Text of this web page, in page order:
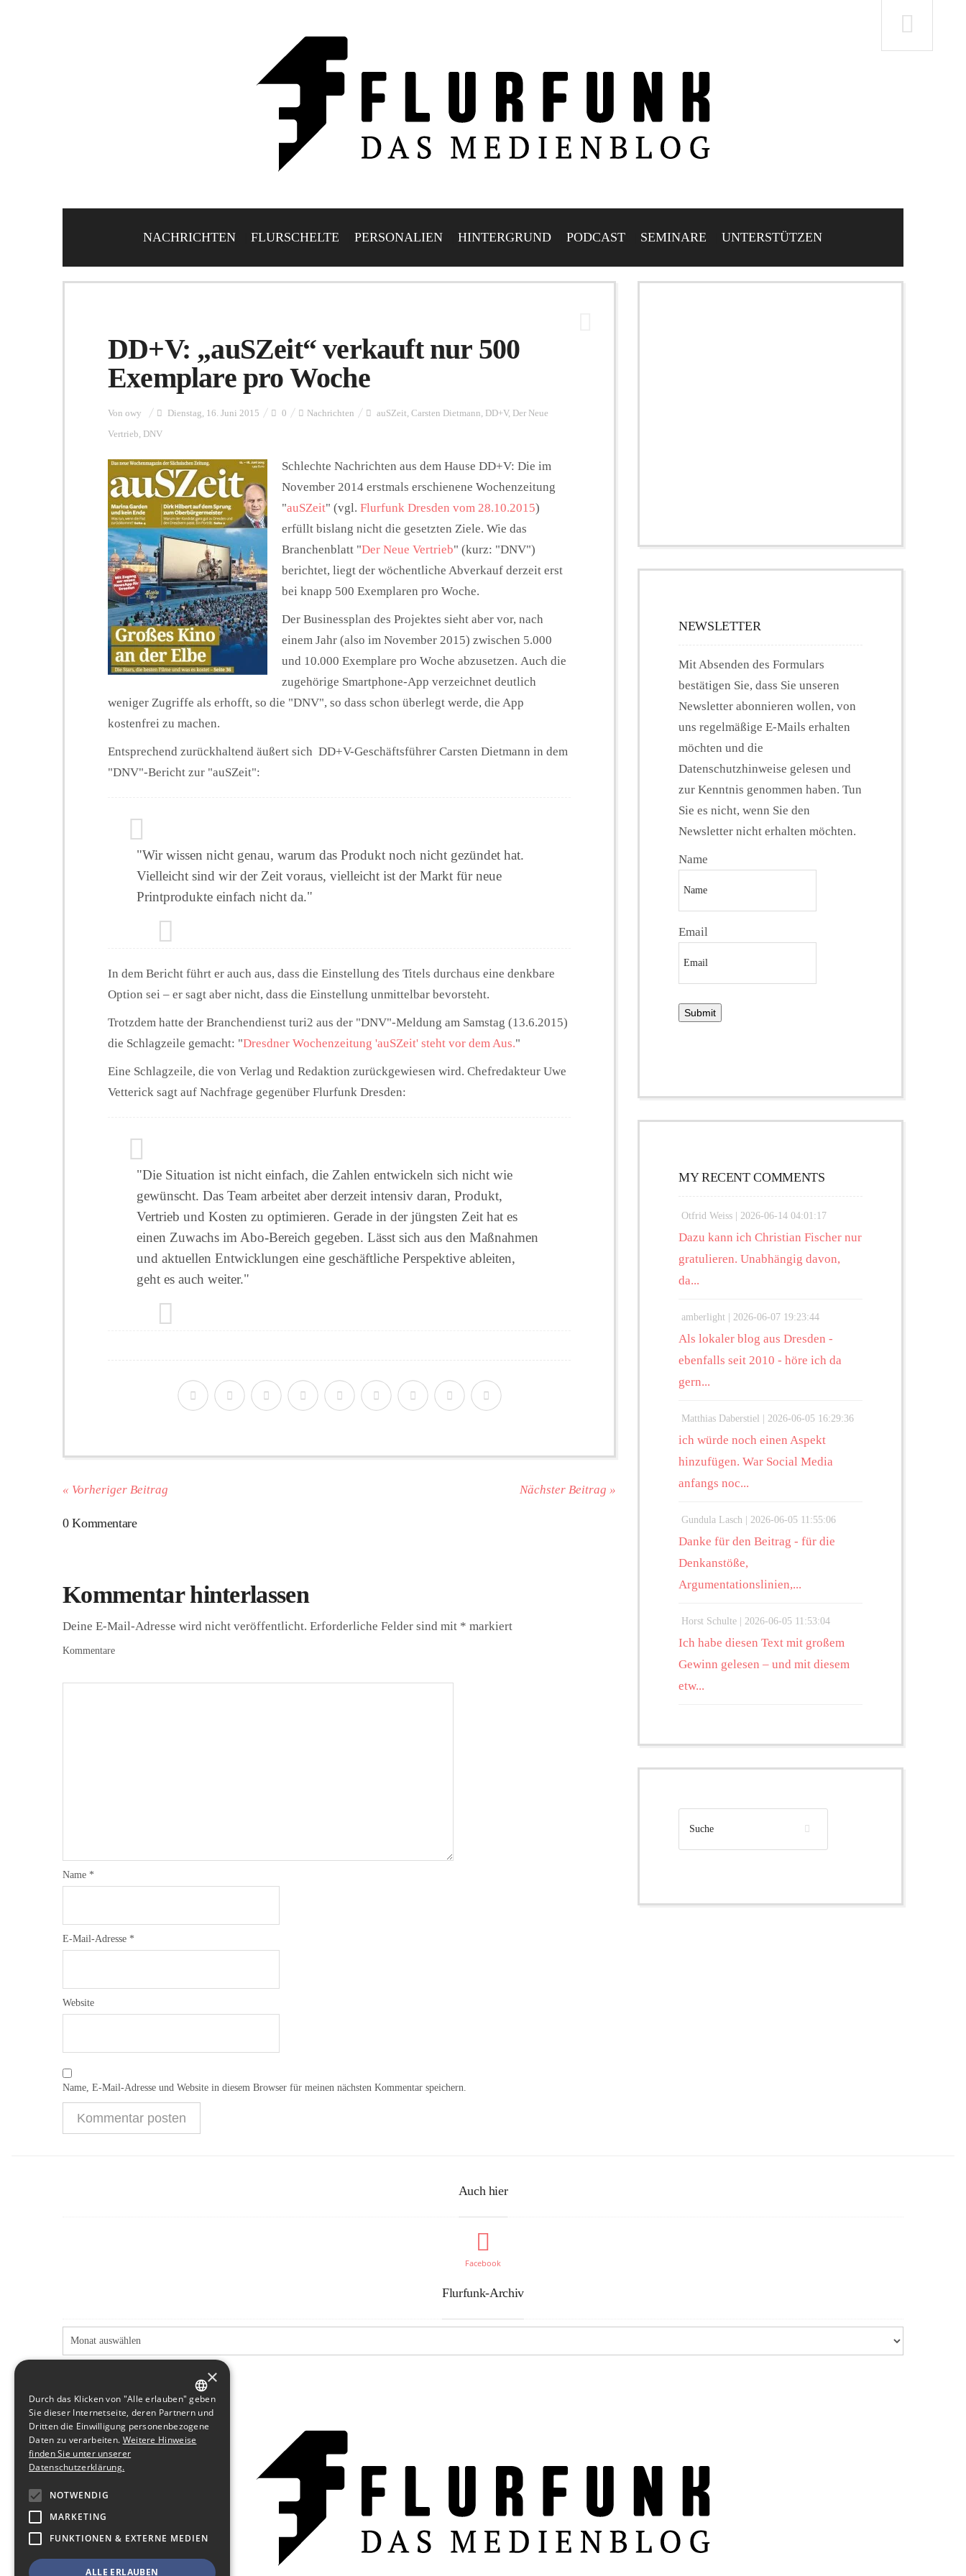
NACHRICHTEN FLURSCHELTE PERSONALIEN HINTERGRUND PODCAST SEMINARE UNTERSTÜTZEN
DD+V: „auSZeit“ verkauft nur 500
Exemplare pro Woche
Von owy Dienstag, 16. Juni 2015 0 Nachrichten auSZeit, Carsten Dietmann, DD+V, Der Neue
Vertrieb, DNV
Schlechte Nachrichten aus dem Hause DD+V: Die im
November 2014 erstmals erschienene Wochenzeitung
"auSZeit" (vgl. Flurfunk Dresden vom 28.10.2015)
erfüllt bislang nicht die gesetzten Ziele. Wie das
Branchenblatt "Der Neue Vertrieb" (kurz: "DNV")
berichtet, liegt der wöchentliche Abverkauf derzeit erst
bei knapp 500 Exemplaren pro Woche.
Der Businessplan des Projektes sieht aber vor, nach
einem Jahr (also im November 2015) zwischen 5.000
und 10.000 Exemplare pro Woche abzusetzen. Auch die
zugehörige Smartphone-App verzeichnet deutlich
weniger Zugriffe als erhofft, so die "DNV", so dass schon überlegt werde, die App
kostenfrei zu machen.
Entsprechend zurückhaltend äußert sich DD+V-Geschäftsführer Carsten Dietmann in dem
"DNV"-Bericht zur "auSZeit":
"Wir wissen nicht genau, warum das Produkt noch nicht gezündet hat.
Vielleicht sind wir der Zeit voraus, vielleicht ist der Markt für neue
Printprodukte einfach nicht da."
In dem Bericht führt er auch aus, dass die Einstellung des Titels durchaus eine denkbare
Option sei – er sagt aber nicht, dass die Einstellung unmittelbar bevorsteht.
Trotzdem hatte der Branchendienst turi2 aus der "DNV"-Meldung am Samstag (13.6.2015)
die Schlagzeile gemacht: "Dresdner Wochenzeitung 'auSZeit' steht vor dem Aus."
Eine Schlagzeile, die von Verlag und Redaktion zurückgewiesen wird. Chefredakteur Uwe
Vetterick sagt auf Nachfrage gegenüber Flurfunk Dresden:
"Die Situation ist nicht einfach, die Zahlen entwickeln sich nicht wie
gewünscht. Das Team arbeitet aber derzeit intensiv daran, Produkt,
Vertrieb und Kosten zu optimieren. Gerade in der jüngsten Zeit hat es
einen Zuwachs im Abo-Bereich gegeben. Lässt sich aus den Maßnahmen
und aktuellen Entwicklungen eine geschäftliche Perspektive ableiten,
geht es auch weiter."
« Vorheriger Beitrag Nächster Beitrag »
0 Kommentare
Kommentar hinterlassen
Deine E-Mail-Adresse wird nicht veröffentlicht. Erforderliche Felder sind mit * markiert
Kommentare
Name *
E-Mail-Adresse *
Website
Name, E-Mail-Adresse und Website in diesem Browser für meinen nächsten Kommentar speichern.
NEWSLETTER
Mit Absenden des Formulars
bestätigen Sie, dass Sie unseren
Newsletter abonnieren wollen, von
uns regelmäßige E-Mails erhalten
möchten und die
Datenschutzhinweise gelesen und
zur Kenntnis genommen haben. Tun
Sie es nicht, wenn Sie den
Newsletter nicht erhalten möchten.
Name
Email
MY RECENT COMMENTS
Otfrid Weiss | 2026-06-14 04:01:17
Dazu kann ich Christian Fischer nur
gratulieren. Unabhängig davon,
da...
amberlight | 2026-06-07 19:23:44
Als lokaler blog aus Dresden -
ebenfalls seit 2010 - höre ich da
gern...
Matthias Daberstiel | 2026-06-05 16:29:36
ich würde noch einen Aspekt
hinzufügen. War Social Media
anfangs noc...
Gundula Lasch | 2026-06-05 11:55:06
Danke für den Beitrag - für die
Denkanstöße,
Argumentationslinien,...
Horst Schulte | 2026-06-05 11:53:04
Ich habe diesen Text mit großem
Gewinn gelesen – und mit diesem
etw...
Auch hier
Facebook
Flurfunk-Archiv
GERMAN
ENGLISH
×
Durch das Klicken von "Alle erlauben" geben
Sie dieser Internetseite, deren Partnern und
Dritten die Einwilligung personenbezogene
Daten zu verarbeiten. Weitere Hinweise
finden Sie unter unserer
Datenschutzerklärung.
NOTWENDIG
MARKETING
FUNKTIONEN & EXTERNE MEDIEN
ALLE ERLAUBEN